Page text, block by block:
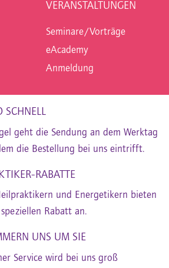
VERANSTALTUNGEN
Seminare/Vorträge
eAcademy
Anmeldung
SCHNELL
geht die Sendung an dem Werktag
die Bestellung bei uns eintrifft.
RABATTE
und Energetikern bieten
Rabatt an.
UNS UM SIE
Service wird bei uns groß